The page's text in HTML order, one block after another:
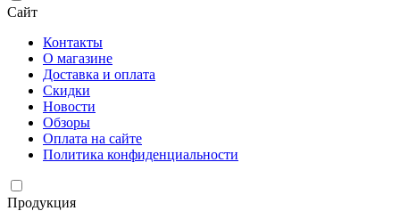
Сайт
Контакты
О магазине
Доставка и оплата
Скидки
Новости
Обзоры
Оплата на сайте
Политика конфиденциальности
Продукция